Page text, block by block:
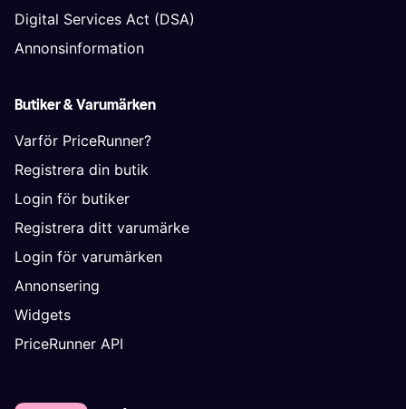
Digital Services Act (DSA)
Annonsinformation
Butiker & Varumärken
Varför PriceRunner?
Registrera din butik
Login för butiker
Registrera ditt varumärke
Login för varumärken
Annonsering
Widgets
PriceRunner API